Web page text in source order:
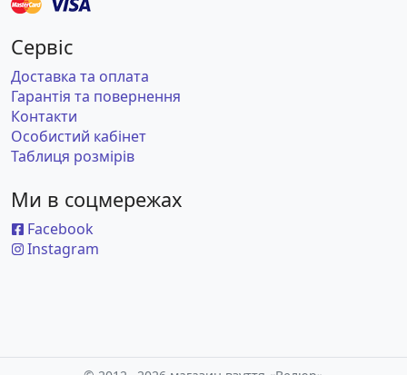
Сервіс
Доставка та оплата
Гарантія та повернення
Контакти
Особистий кабінет
Таблиця розмірів
Ми в соцмережах
Facebook
Instagram